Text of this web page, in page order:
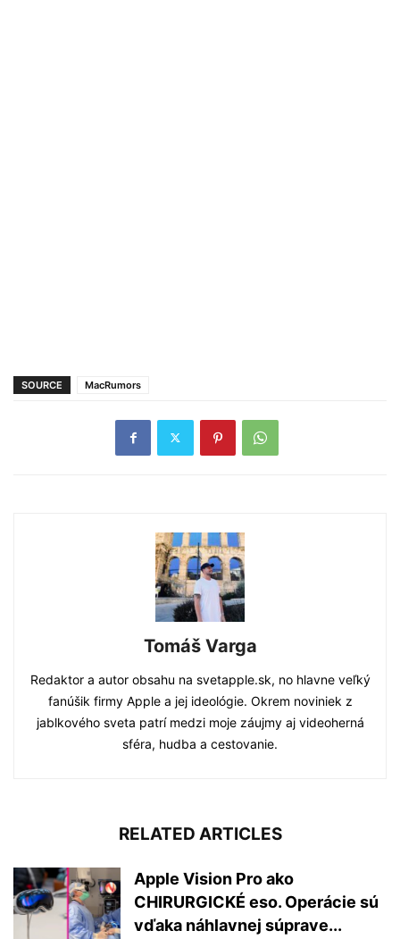
SOURCE MacRumors
Tomáš Varga
Redaktor a autor obsahu na svetapple.sk, no hlavne veľký
fanúšik firmy Apple a jej ideológie. Okrem noviniek z
jablkového sveta patrí medzi moje záujmy aj videoherná
sféra, hudba a cestovanie.
RELATED ARTICLES
Apple Vision Pro ako
CHIRURGICKÉ eso. Operácie sú
vďaka náhlavnej súprave...